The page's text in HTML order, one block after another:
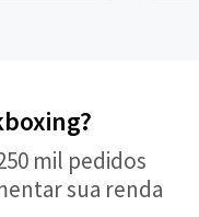
mil pedidos
sua renda